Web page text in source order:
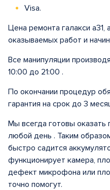
Visa.
Цена ремонта галакси а31,
оказываемых работ и
Все манипуляции
10:00 до 21:00 .
По окончании процедур
гарантия на срок до 3
Мы всегда готовы оказать
любой день . Таким
быстро садится
функционирует камера,
дефект микрофона или
точно помогут.